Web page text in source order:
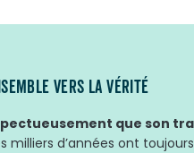
VERS LA VÉRITÉ
que son
d’années ont